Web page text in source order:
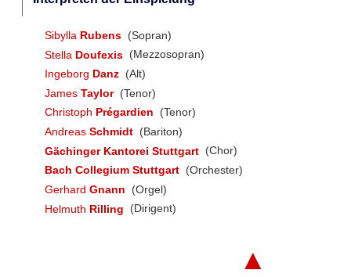
Sibylla Rubens (Sopran)
Stella Doufexis (Mezzosopran)
Ingeborg Danz (Alt)
James Taylor (Tenor)
Christoph Prégardien
(Tenor)
Andreas Schmidt (Bariton)
Gächinger Kantorei Stuttgart (Chor)
Bach Collegium Stuttgart (Orchester)
Gerhard Gnann
(Orgel)
Helmuth Rilling (Dirigent)
▲